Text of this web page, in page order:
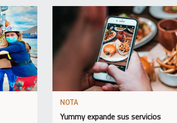
NOTA
Yummy expande sus servicios